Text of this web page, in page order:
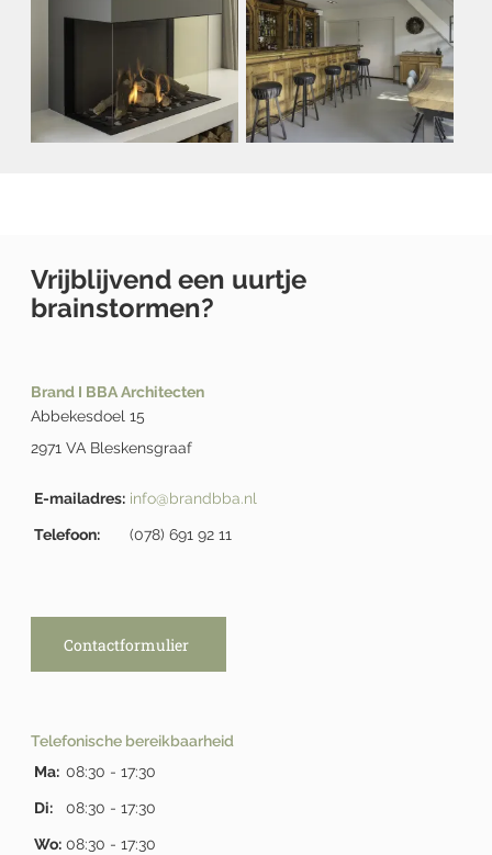
Vrijblijvend een uurtje
brainstormen?
Brand I BBA Architecten
Abbekesdoel 15
2971 VA Bleskensgraaf
E-mailadres: info@brandbba.nl
Telefoon: (078) 691 92 11
Contactformulier
Telefonische bereikbaarheid
Ma: 08:30 - 17:30
Di: 08:30 - 17:30
Wo: 08:30 - 17:30